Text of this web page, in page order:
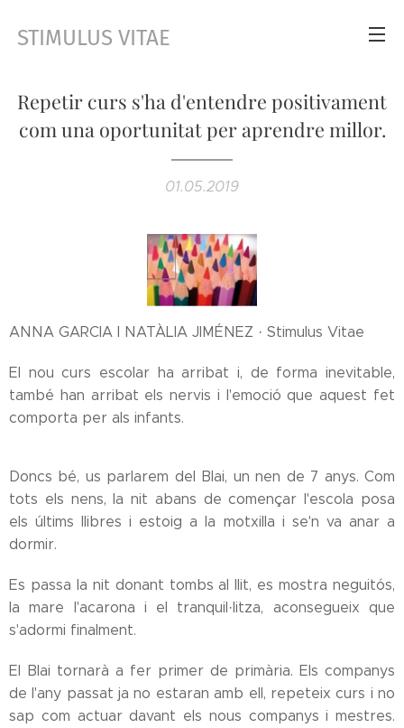
STIMULUS VITAE
Repetir curs s'ha d'entendre positivament
com una oportunitat per aprendre millor.
01.05.2019
ANNA GARCIA I NATÀLIA JIMÉNEZ · Stimulus Vitae
El nou curs escolar ha arribat i, de forma inevitable,
també han arribat els nervis i l'emoció que aquest fet
comporta per als infants.
Doncs bé, us parlarem del Blai, un nen de 7 anys. Com
tots els nens, la nit abans de començar l'escola posa
els últims llibres i estoig a la motxilla i se'n va anar a
dormir.
Es passa la nit donant tombs al llit, es mostra neguitós,
la mare l'acarona i el tranquil·litza, aconsegueix que
s'adormi finalment.
El Blai tornarà a fer primer de primària. Els companys
de l'any passat ja no estaran amb ell, repeteix curs i no
sap com actuar davant els nous companys i mestres.